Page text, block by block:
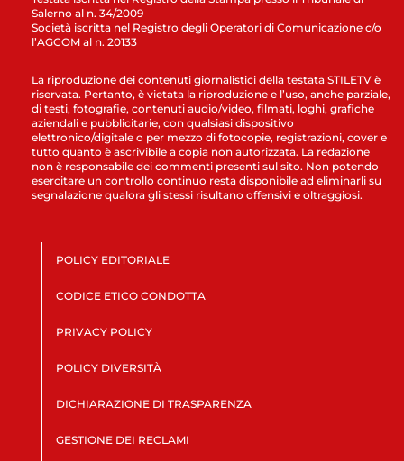
Salerno al n. 34/2009
Società iscritta nel Registro degli Operatori di Comunicazione c/o
l’AGCOM al n. 20133
La riproduzione dei contenuti giornalistici della testata STILETV è
riservata. Pertanto, è vietata la riproduzione e l’uso, anche parziale,
di testi, fotografie, contenuti audio/video, filmati, loghi, grafiche
aziendali e pubblicitarie, con qualsiasi dispositivo
elettronico/digitale o per mezzo di fotocopie, registrazioni, cover e
tutto quanto è ascrivibile a copia non autorizzata. La redazione
non è responsabile dei commenti presenti sul sito. Non potendo
esercitare un controllo continuo resta disponibile ad eliminarli su
segnalazione qualora gli stessi risultano offensivi e oltraggiosi.
POLICY EDITORIALE
CODICE ETICO CONDOTTA
PRIVACY POLICY
POLICY DIVERSITÀ
DICHIARAZIONE DI TRASPARENZA
GESTIONE DEI RECLAMI